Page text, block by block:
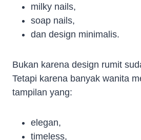
milky nails,
soap nails,
dan design minimalis.
Bukan karena design rumit
Tetapi karena banyak wanita
tampilan yang:
elegan,
timeless,